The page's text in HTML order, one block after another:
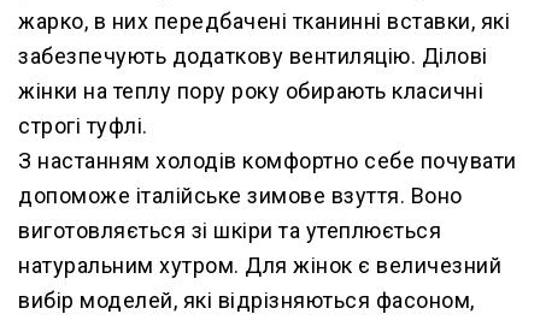
жарко, в них передбачені тканинні вставки, які
забезпечують додаткову вентиляцію. Ділові
жінки на теплу пору року обирають класичні
строгі туфлі.
З настанням холодів комфортно себе почувати
допоможе італійське зимове взуття. Воно
виготовляється зі шкіри та утеплюється
натуральним хутром. Для жінок є величезний
вибір моделей, які відрізняються фасоном,